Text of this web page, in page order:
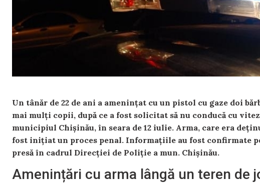
Un tânăr de 22 de ani a amenințat cu un pistol cu gaze doi
mai mulți copii, după ce a fost solicitat să nu conducă cu
municipiul Chișinău, în seara de 12 iulie. Arma, care era
fost inițiat un proces penal. Informațiile au fost confirmate
presă în cadrul Direcției de Poliție a mun. Chișinău.
Amenințări cu arma lângă un teren de